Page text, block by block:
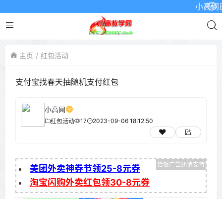
小高网已
主页 红包活动
支付宝找春天抽随机支付红包
小高网
红包活动 17 2023-09-06 18:12:50
美团外卖神券节领25-8元券
淘宝闪购外卖红包领30-8元券